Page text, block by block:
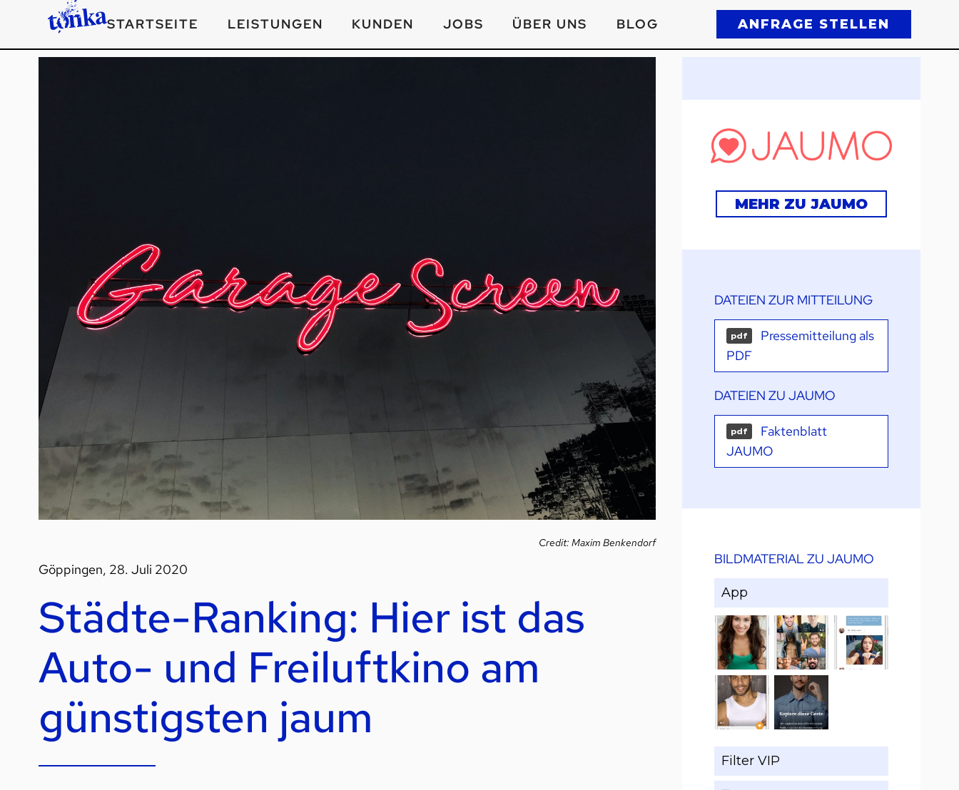
STARTSEITE LEISTUNGEN KUNDEN JOBS ÜBER UNS BLOG ANFRAGE STELLEN
Credit: Maxim Benkendorf
Göppingen, 28. Juli 2020
Städte-Ranking: Hier ist das
Auto- und Freiluftkino am
günstigsten jaum
MEHR ZU JAUMO
DATEIEN ZUR MITTEILUNG
pdf
Pressemitteilung als
PDF
DATEIEN ZU JAUMO
pdf
Faktenblatt
JAUMO
BILDMATERIAL ZU JAUMO
App
Filter VIP